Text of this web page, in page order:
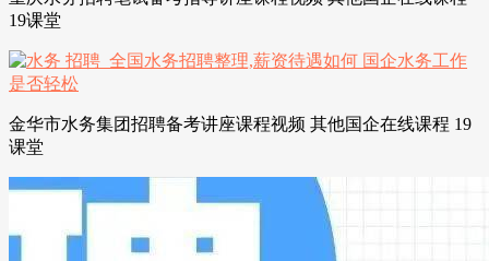
19课堂
金华市水务集团招聘备考讲座课程视频 其他国企在线课程 19
课堂